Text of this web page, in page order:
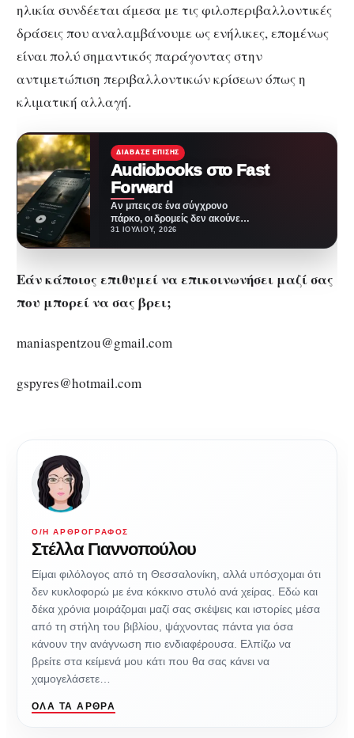
ηλικία συνδέεται άμεσα με τις φιλοπεριβαλλοντικές
δράσεις που αναλαμβάνουμε ως ενήλικες, επομένως
είναι πολύ σημαντικός παράγοντας στην
αντιμετώπιση περιβαλλοντικών κρίσεων όπως η
κλιματική αλλαγή.
ΔΙΆΒΑΣΕ ΕΠΊΣΗΣ
Audiobooks στο Fast
Forward
Αν μπεις σε ένα σύγχρονο
πάρκο, οι δρομείς δεν ακούνε
πια μόνο την ανάσα τους ή…
31 ΙΟΥΛΊΟΥ, 2026
Εάν κάποιος επιθυμεί να επικοινωνήσει μαζί σας
που μπορεί να σας βρει;
maniaspentzou@gmail.com
gspyres@hotmail.com
Ο/Η ΑΡΘΡΟΓΡΆΦΟΣ
Στέλλα Γιαννοπούλου
Είμαι φιλόλογος από τη Θεσσαλονίκη, αλλά υπόσχομαι ότι
δεν κυκλοφορώ με ένα κόκκινο στυλό ανά χείρας. Εδώ και
δέκα χρόνια μοιράζομαι μαζί σας σκέψεις και ιστορίες μέσα
από τη στήλη του βιβλίου, ψάχνοντας πάντα για όσα
κάνουν την ανάγνωση πιο ενδιαφέρουσα. Ελπίζω να
βρείτε στα κείμενά μου κάτι που θα σας κάνει να
χαμογελάσετε…
ΌΛΑ ΤΑ ΆΡΘΡΑ